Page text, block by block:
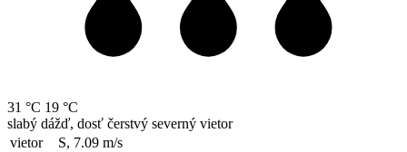
31 °C 19 °C
slabý dážď, dosť čerstvý severný vietor
vietor
S, 7.09 m/s